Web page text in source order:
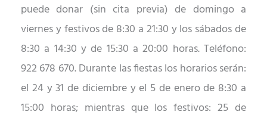
puede donar (sin cita previa) de domingo a
viernes y festivos de 8:30 a 21:30 y los sábados de
8:30 a 14:30 y de 15:30 a 20:00 horas. Teléfono:
922 678 670. Durante las fiestas los horarios serán:
el 24 y 31 de diciembre y el 5 de enero de 8:30 a
15:00 horas; mientras que los festivos: 25 de